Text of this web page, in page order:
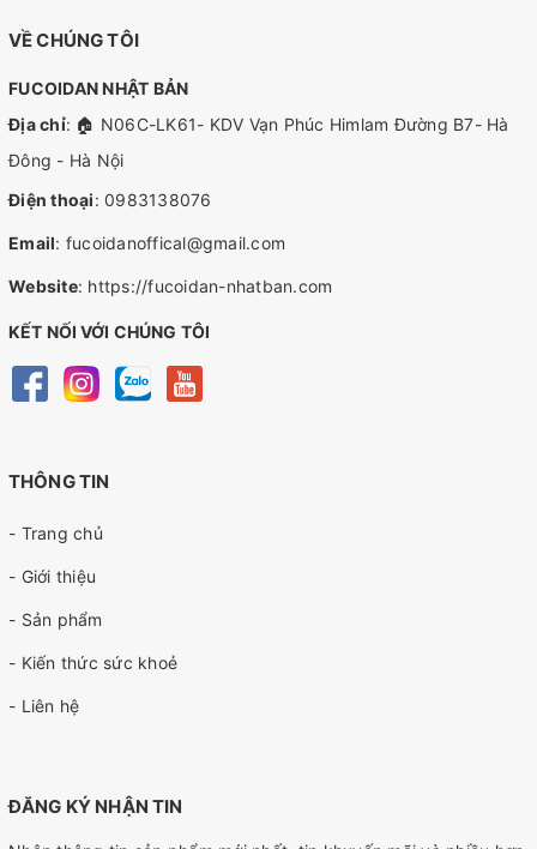
VỀ CHÚNG TÔI
FUCOIDAN NHẬT BẢN
Địa chỉ: 🏠 N06C-LK61- KDV Vạn Phúc Himlam Đường B7- Hà
Đông - Hà Nội
Điện thoại: 0983138076
Email: fucoidanoffical@gmail.com
Website: https://fucoidan-nhatban.com
KẾT NỐI VỚI CHÚNG TÔI
THÔNG TIN
- Trang chủ
- Giới thiệu
- Sản phẩm
- Kiến thức sức khoẻ
- Liên hệ
ĐĂNG KÝ NHẬN TIN